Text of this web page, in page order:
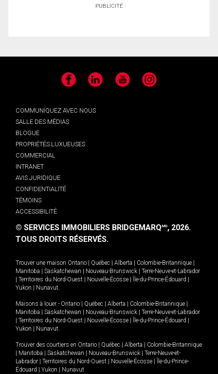
PUBLICITÉ
Facebook LinkedIn YouTube Instagram
COMMUNIQUEZ AVEC NOUS
SALLE DES MÉDIAS
BLOGUE
PROPRIÉTÉS LUXUEUSES
COMMERCIAL
INTRANET
AVIS JURIDIQUE
CONFIDENTIALITÉ
TÉMOINS
ACCESSIBILITÉ
© SERVICES IMMOBILIERS BRIDGEMARQMD, 2026.
TOUS DROITS RÉSERVÉS.
Trouver une maison Ontario Québec Alberta Colombie-Britannique
Manitoba
Saskatchewan Nouveau-Brunswick
Terre-Neuve-et-Labrador
Territoires du Nord-Ouest Nouvelle-Écosse Île-du-Prince-Édouard
Yukon
Nunavut.
Maisons à louer - Ontario Québec Alberta Colombie-Britannique
Manitoba
Saskatchewan Nouveau-Brunswick
Terre-Neuve-et-Labrador
Territoires du Nord-Ouest Nouvelle-Écosse Île-du-Prince-Édouard
Yukon
Nunavut.
Trouver des courtiers en Ontario Québec Alberta
Colombie-Britannique
Manitoba Saskatchewan Nouveau-Brunswick
Terre-Neuve-et-
Labrador
Territoires du Nord-Ouest Nouvelle-Écosse
Île-du-Prince-
Édouard
Yukon Nunavut